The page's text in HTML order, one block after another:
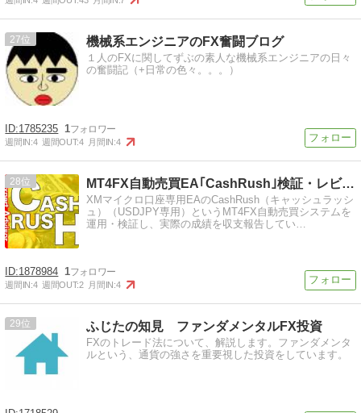
27 機械系エンジニアのFX奮闘ブログ
１人のFXに関してずぶの素人な機械系エンジニアの日々
の奮闘記（+日常の色々。。。）
1785235 1
週間IN:4 週間OUT:4 月間IN:4
28 MT4FX自動売買EA｢CashRush｣検証・レビュー・…
XMマイクロ口座専用EAのCashRush（キャッシュラッシ
ュ）（USDJPY専用）というMT4FX自動売買システムを
運用・検証し、実際の成績を収支報告してい…
1878984 1
週間IN:4 週間OUT:2 月間IN:4
29 ふじたの知見 ファンダメンタルFX投資
FXのトレード法について、解説します。ファンダメンタ
ルという、通貨の強さを重要視した投資をしています。